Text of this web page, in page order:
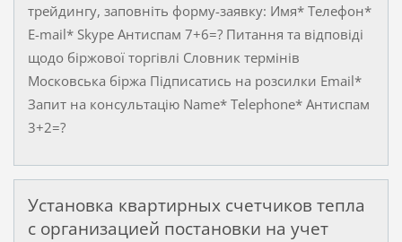
трейдингу, заповніть форму-заявку: Имя* Телефон*
E-mail* Skype Антиспам 7+6=? Питання та відповіді
щодо біржової торгівлі Словник термінів
Московська біржа Підписатись на розсилки Email*
Запит на консультацію Name* Тelephone* Антиспам
3+2=?
Установка квартирных счетчиков тепла
с организацией постановки на учет